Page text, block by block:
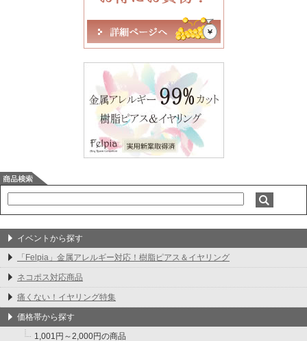
イベントから探す
「Felpia」金属アレルギー対応！樹脂ピアス＆イヤリング
ネコポス対応商品
痛くない！イヤリング特集
価格帯から探す
1,001円～2,000円の商品